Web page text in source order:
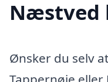
Næstved
Ønsker du selv